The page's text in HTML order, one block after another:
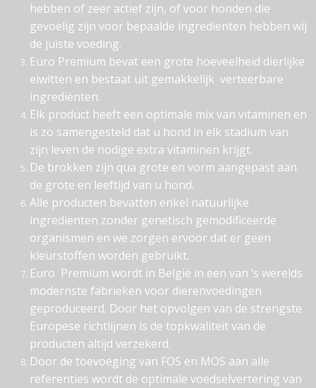
hebben of zeer actief zijn, of voor honden die
gevoelig zijn voor bepaalde ingredienten hebben wij
de juiste voeding.
Euro Premium bevat een grote hoeveelheid dierlijke
eiwitten en bestaat uit gemakkelijk verteerbare
ingrediënten.
Elk product heeft een optimale mix van vitaminen en
is zo samengesteld dat u hond in elk stadium van
zijn leven de nodige extra vitaminen krijgt.
De brokken zijn qua grote en vorm aangepast aan
de grote en leeftijd van u hond.
Alle producten bevatten enkel natuurlijke
ingrediënten zonder genetisch gemodificeerde
organismen en we zorgen ervoor dat er geen
kleurstoffen worden gebruikt.
Euro Premium wordt in België in een van ’s werelds
modernste fabrieken voor dierenvoedingen
geproduceerd. Door het opvolgen van de strengste
Europese richtlijnen is de topkwaliteit van de
producten altijd verzekerd.
Door de toevoeging van FOS en MOS aan alle
referenties wordt de optimale voedselvertering van